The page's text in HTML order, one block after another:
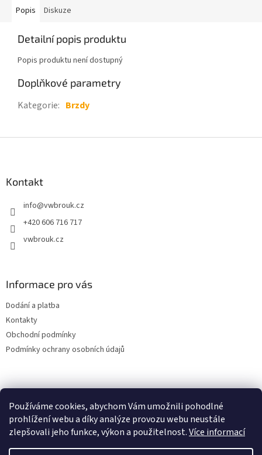
Používáme cookies, abychom Vám umožnili pohodlné
prohlížení webu a díky analýze provozu webu neustále
zlepšovali jeho funkce, výkon a použitelnost.Více informací
Popis Diskuze
Detailní popis produktu
Popis produktu není dostupný
Doplňkové parametry
Kategorie: Brzdy
Kontakt
info@vwbrouk.cz
+420 606 716 717
vwbrouk.cz
Informace pro vás
Dodání a platba
Kontakty
Obchodní podmínky
Podmínky ochrany osobních údajů